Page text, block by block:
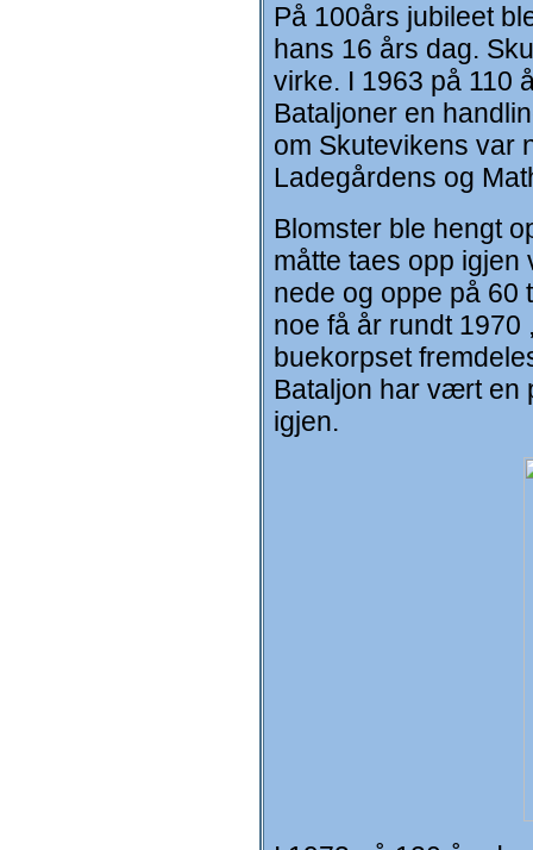
På 100års jubileet
hans 16 års dag.
virke. I 1963 på 110
Bataljoner en
om Skutevikens var
Ladegårdens og
Blomster ble hengt
måtte taes opp
nede og oppe på 60
noe få år rundt
buekorpset
Bataljon har vært en
igjen.